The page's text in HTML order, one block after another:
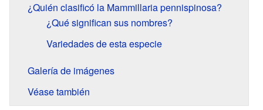
¿Quién clasificó la Mammillaria pennispinosa?
¿Qué significan sus nombres?
Variedades de esta especie
Galería de imágenes
Véase también